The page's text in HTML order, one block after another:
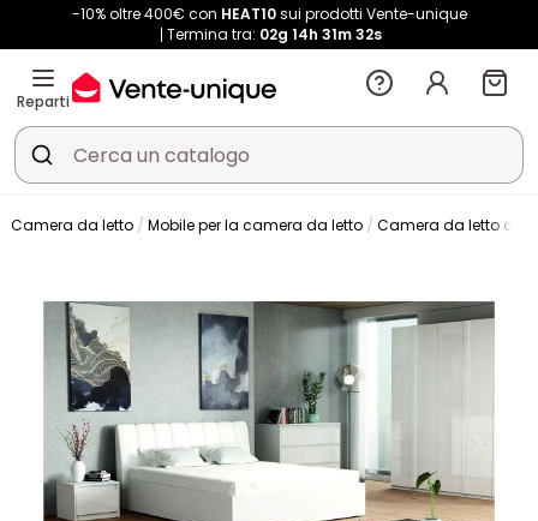
-10% oltre 400€ con HEAT10sui prodotti Vente-unique
Termina tra: 02g 14h 31m 31s
Reparti
Camera da letto Mobile per la camera da letto Camera da letto